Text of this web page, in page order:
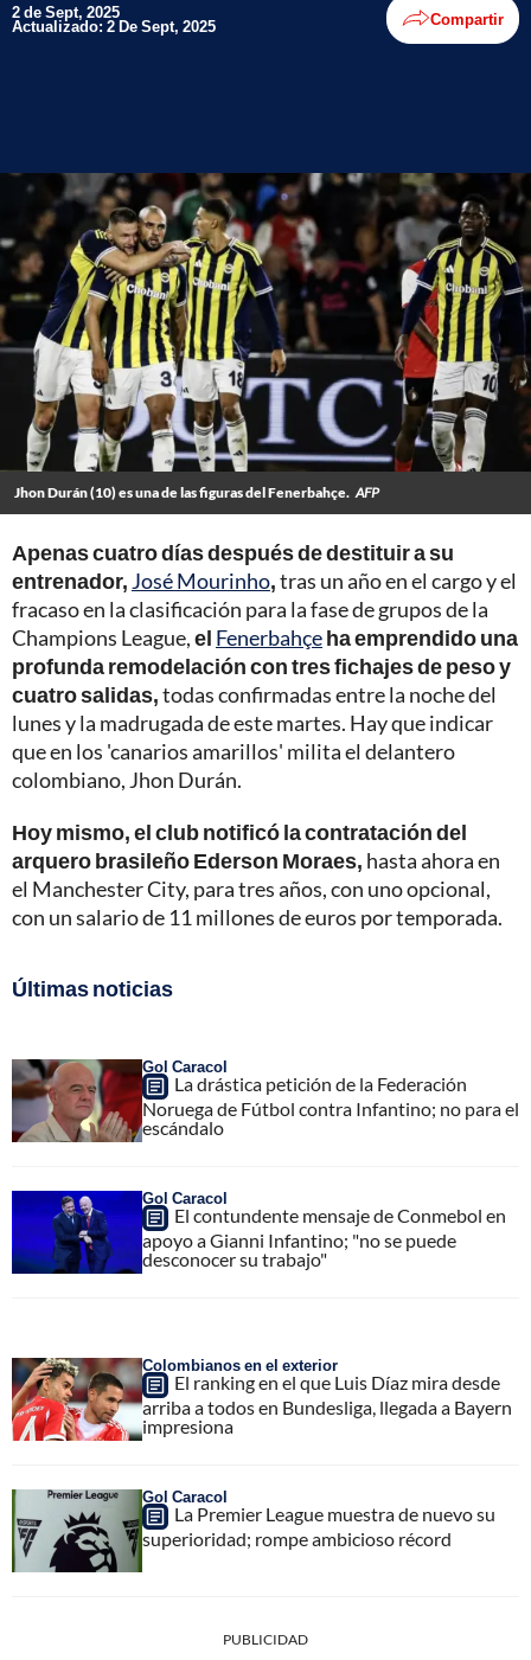
2 de Sept, 2025
Actualizado: 2 De Sept, 2025 Compartir
Jhon Durán (10) es una de las figuras del Fenerbahçe. AFP
Apenas cuatro días después de destituir a su
entrenador, José Mourinho,tras un año en el cargo y el
fracaso en la clasificación para la fase de grupos de la
Champions League,el Fenerbahçeha emprendido una
profunda remodelación con tres fichajes de peso y
cuatro salidas,todas confirmadas entre la noche del
lunes y la madrugada de este martes. Hay que indicar
que en los 'canarios amarillos' milita el delantero
colombiano, Jhon Durán.
Hoy mismo, el club notificó la contratación del
arquero brasileño Ederson Moraes, hasta ahora en
el Manchester City, para tres años, con uno opcional,
con un salario de 11 millones de euros por temporada.
Últimas noticias
Gol Caracol
La drástica petición de la Federación
Noruega de Fútbol contra Infantino; no para el
escándalo
Gol Caracol
El contundente mensaje de Conmebol en
apoyo a Gianni Infantino; "no se puede
desconocer su trabajo"
Colombianos en el exterior
El ranking en el que Luis Díaz mira desde
arriba a todos en Bundesliga, llegada a Bayern
impresiona
Gol Caracol
La Premier League muestra de nuevo su
superioridad; rompe ambicioso récord
PUBLICIDAD